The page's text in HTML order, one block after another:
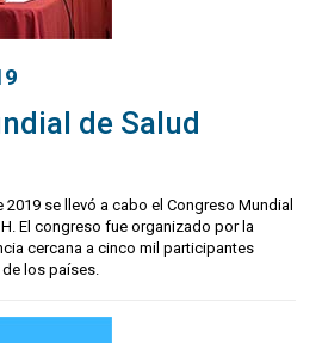
de Salud
2019 se llevó a cabo el Congreso Mundial
El congreso fue organizado por la
cercana a cinco mil participantes
los países.